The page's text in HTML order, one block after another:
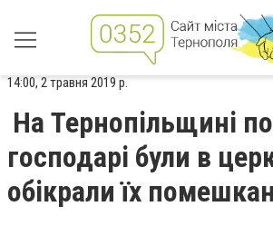
14:00, 2 травня 2019 р.
На Тернопільщині
господарі були в
обікрали їх